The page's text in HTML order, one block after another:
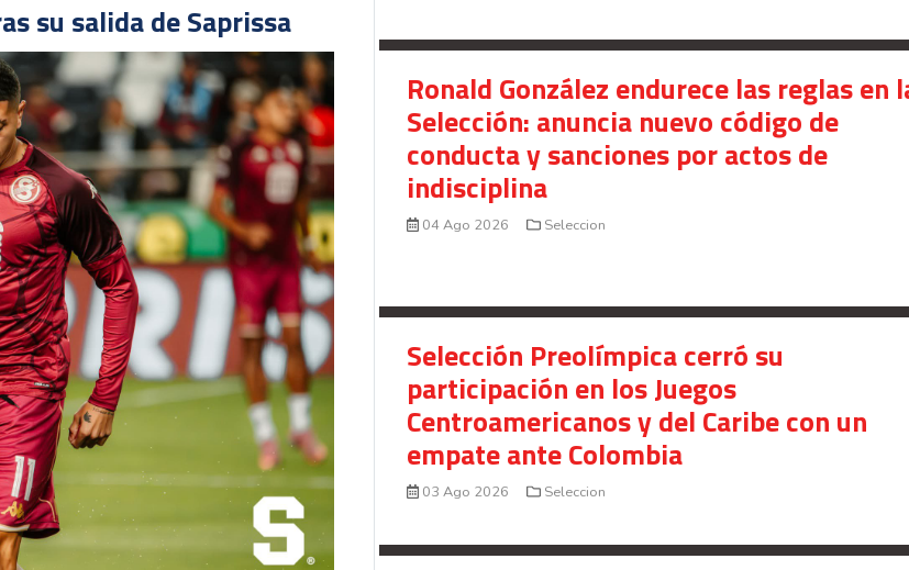
su salida de Saprissa
Ronald González endurece las reglas en
Selección: anuncia nuevo código de
conducta y sanciones por actos de
indisciplina
04 Ago 2026 Seleccion
Selección Preolímpica cerró su
participación en los Juegos
Centroamericanos y del Caribe con un
empate ante Colombia
03 Ago 2026 Seleccion